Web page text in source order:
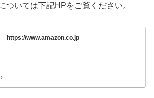
ついては下記HPをご覧ください。
https://www.amazon.co.jp